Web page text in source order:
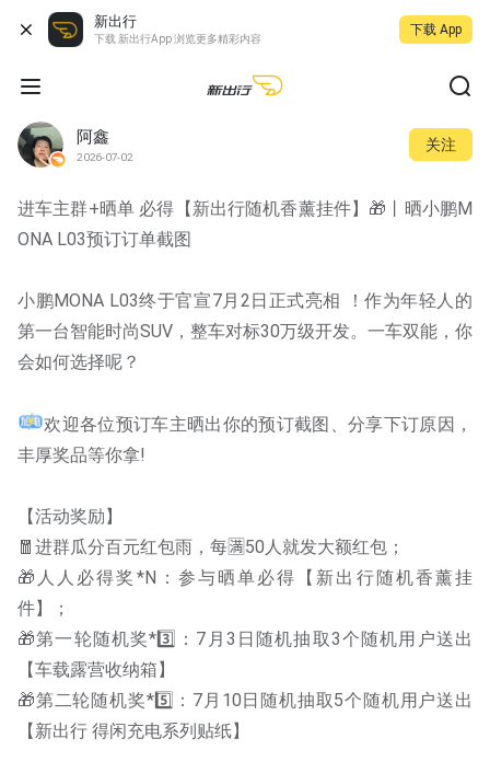
新出行
下载 新出行App 浏览更多精彩内容
下载 App
阿鑫
2026-07-02
关注
进车主群+晒单 必得【新出行随机香薰挂件】🎁丨晒小鹏M
ONA L03预订订单截图
小鹏MONA L03终于官宣7月2日正式亮相 ！作为年轻人的
第一台智能时尚SUV，整车对标30万级开发。一车双能，你
会如何选择呢？
欢迎各位预订车主晒出你的预订截图、分享下订原因，
丰厚奖品等你拿!
【活动奖励】
🧧进群瓜分百元红包雨，每🈵50人就发大额红包；
🎁人人必得奖*N：参与晒单必得【新出行随机香薰挂
件】；
🎁第一轮随机奖*3️⃣：7月3日随机抽取3个随机用户送出
【车载露营收纳箱】
🎁第二轮随机奖*5️⃣：7月10日随机抽取5个随机用户送出
【新出行 得闲充电系列贴纸】